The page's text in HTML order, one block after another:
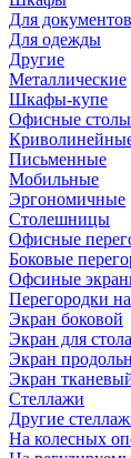
Для документов
Для одежды
Другие
Металлические
Шкафы-купе
Офисные столы
Письменные
Мобильные
Эргономичные
Столешницы
Офисные
Боковые
Офсиные
Перегородки
Экран боковой
Экран для стола
Экран
Экран
Стеллажи
Другие
На колесных